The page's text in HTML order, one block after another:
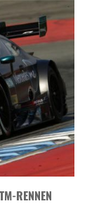
RENNEN